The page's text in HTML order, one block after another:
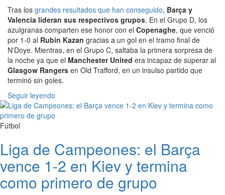
Tras los grandes resultados que han conseguido, Barça y
Valencia lideran sus respectivos grupos. En el Grupo D, los
azulgranas comparten ese honor con el Copenaghe, que venció
por 1-0 al Rubin Kazan gracias a un gol en el tramo final de
N'Doye. Mientras, en el Grupo C, saltaba la primera sorpresa de
la noche ya que el Manchester United era incapaz de superar al
Glasgow Rangers en Old Trafford, en un insulso partido que
terminó sin goles.
Seguir leyendo
Fútbol
Liga de Campeones: el Barça
vence 1-2 en Kiev y termina
como primero de grupo